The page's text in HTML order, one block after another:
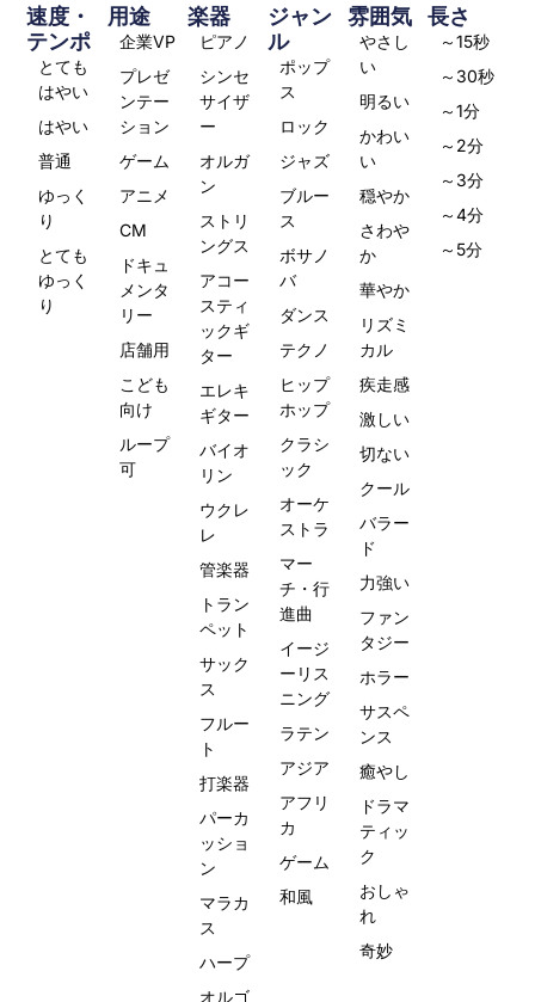
長さ
～15秒
～30秒
～1分
～2分
～3分
～4分
～5分
雰囲気
やさし
い
明るい
かわい
い
穏やか
さわや
か
華やか
リズミ
カル
疾走感
激しい
切ない
クール
バラー
ド
力強い
ファン
タジー
ホラー
サスペ
ンス
癒やし
ドラマ
ティッ
ク
おしゃ
れ
奇妙
ジャン
ル
ポップ
ス
ロック
ジャズ
ブルー
ス
ボサノ
バ
ダンス
テクノ
ヒップ
ホップ
クラシ
ック
オーケ
ストラ
マー
チ・行
進曲
イージ
ーリス
ニング
ラテン
アジア
アフリ
カ
ゲーム
和風
楽器
ピアノ
シンセ
サイザ
ー
オルガ
ン
ストリ
ングス
アコー
スティ
ックギ
ター
エレキ
ギター
バイオ
リン
ウクレ
レ
管楽器
トラン
ペット
サック
ス
フルー
ト
打楽器
パーカ
ッショ
ン
マラカ
ス
ハープ
オルゴ
用途
企業VP
プレゼ
ンテー
ション
ゲーム
アニメ
CM
ドキュ
メンタ
リー
店舗用
こども
向け
ループ
可
速度・
テンポ
とても
はやい
はやい
普通
ゆっく
り
とても
ゆっく
り